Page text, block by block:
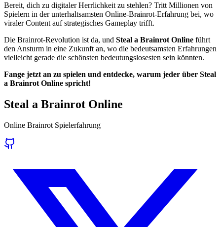
Bereit, dich zu digitaler Herrlichkeit zu stehlen? Tritt Millionen von
Spielern in der unterhaltsamsten Online-Brainrot-Erfahrung bei, wo
viraler Content auf strategisches Gameplay trifft.
Die Brainrot-Revolution ist da, und Steal a Brainrot Online führt
den Ansturm in eine Zukunft an, wo die bedeutsamsten Erfahrungen
vielleicht gerade die schönsten bedeutungslosesten sein könnten.
Fange jetzt an zu spielen und entdecke, warum jeder über Steal
a Brainrot Online spricht!
Steal a Brainrot Online
Online Brainrot Spielerfahrung